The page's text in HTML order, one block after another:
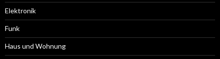
Elektronik
Funk
Haus und Wohnung